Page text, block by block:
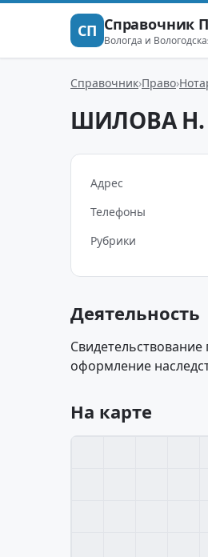
СП Справочник
Вологда и
Справочник Право
ШИЛОВА Н.
Адрес
Телефоны
Рубрики
Деятельность
оформление
На карте